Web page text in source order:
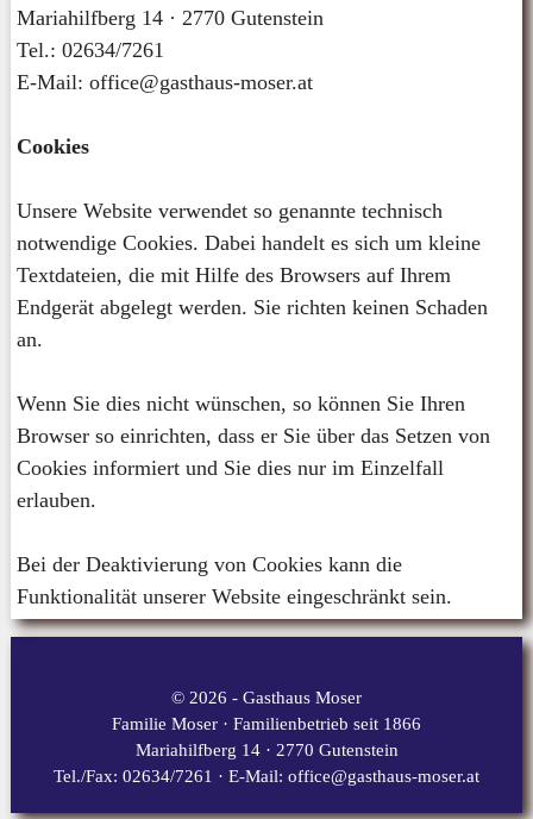
Mariahilfberg 14 · 2770 Gutenstein
Tel.: 02634/7261
E-Mail: office@gasthaus-moser.at
Cookies
Unsere Website verwendet so genannte technisch
notwendige Cookies. Dabei handelt es sich um kleine
Textdateien, die mit Hilfe des Browsers auf Ihrem
Endgerät abgelegt werden. Sie richten keinen Schaden
an.
Wenn Sie dies nicht wünschen, so können Sie Ihren
Browser so einrichten, dass er Sie über das Setzen von
Cookies informiert und Sie dies nur im Einzelfall
erlauben.
Bei der Deaktivierung von Cookies kann die
Funktionalität unserer Website eingeschränkt sein.
© 2026 - Gasthaus Moser
Familie Moser · Familienbetrieb seit 1866
Mariahilfberg 14 · 2770 Gutenstein
Tel./Fax: 02634/7261 · E-Mail: office@gasthaus-moser.at